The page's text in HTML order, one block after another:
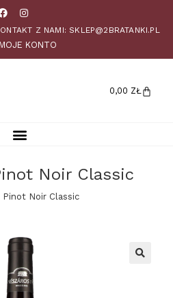
Z NAMI: SKLEP@2BRATANKI.PL
MOJE KONTO
0,00 ZŁ
Noir Classic
Pinot Noir Classic